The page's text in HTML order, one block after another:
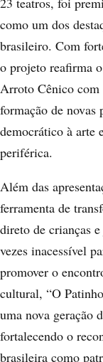
como um dos
brasileiro. Com
o projeto reafirma
Arroto Cênico com
formação de novas
democrático à arte
periférica.
Além das
ferramenta de
direto de crianças
vezes inacessível
promover o
cultural, “O
uma nova geração
fortalecendo o
brasileira como